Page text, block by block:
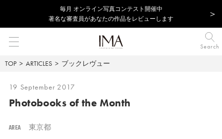
毎⽉ オンライン写真コンテスト開催中
著名な審査員があなたの作品をレビューします
Search
TOP ARTICLES ブックレヴュー
19 September 2017
Photobooks of the Month
AREA 東京都